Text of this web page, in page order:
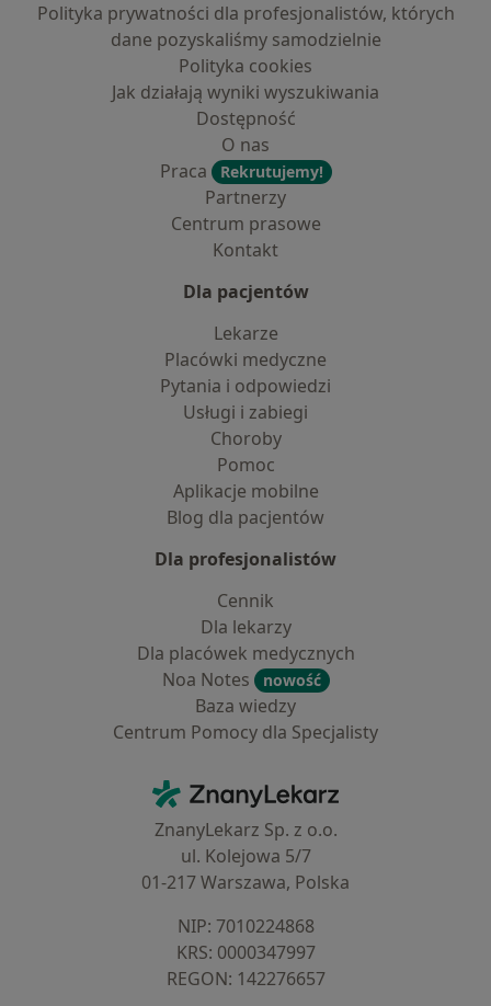
Polityka prywatności dla profesjonalistów, których
dane pozyskaliśmy samodzielnie
Polityka cookies
Jak działają wyniki wyszukiwania
Dostępność
O nas
Praca
Rekrutujemy!
Partnerzy
Centrum prasowe
Kontakt
Dla pacjentów
Lekarze
Placówki medyczne
Pytania i odpowiedzi
Usługi i zabiegi
Choroby
Pomoc
Aplikacje mobilne
Blog dla pacjentów
Dla profesjonalistów
Cennik
Dla lekarzy
Dla placówek medycznych
Noa Notes
nowość
Baza wiedzy
Centrum Pomocy dla Specjalisty
ZnanyLekarz - Strona główna
ZnanyLekarz Sp. z o.o.
ul. Kolejowa 5/7
01-217 Warszawa, Polska
NIP: ⁠7010224868
KRS: ⁠0000347997
REGON: ⁠142276657